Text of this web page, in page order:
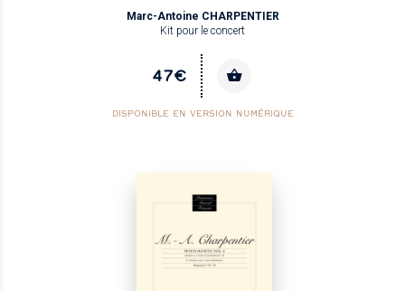
Marc-Antoine CHARPENTIER
Kit pour le concert
47€
DISPONIBLE EN VERSION NUMÉRIQUE